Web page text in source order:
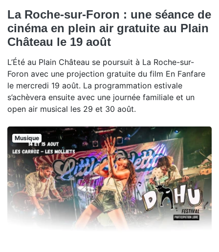
La Roche-sur-Foron : une séance de
cinéma en plein air gratuite au Plain
Château le 19 août
L’Été au Plain Château se poursuit à La Roche-sur-
Foron avec une projection gratuite du film En Fanfare
le mercredi 19 août. La programmation estivale
s’achèvera ensuite avec une journée familiale et un
open air musical les 29 et 30 août.
Musique